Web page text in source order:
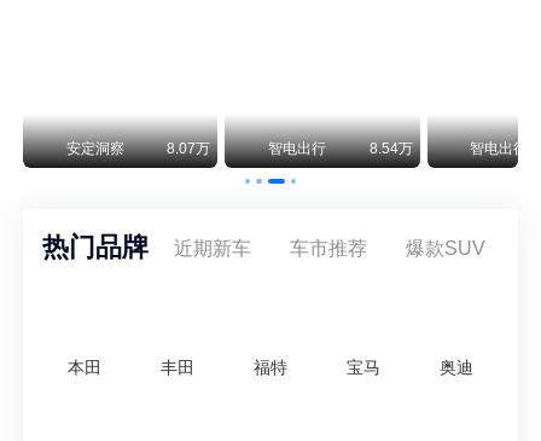
安定洞察 8.07万 智电出行 8.54万 智电出行
热门品牌 近期新车 车市推荐 爆款SUV
本田 丰田 福特 宝马 奥迪